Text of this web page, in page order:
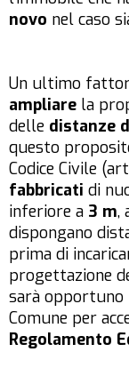
novo nel caso
Un ultimo
ampliare la
delle distanze
questo
Codice Civile
fabbricati di
inferiore a 3 m,
dispongano
prima di
progettazione
sarà opportuno
Comune per
Regolamento